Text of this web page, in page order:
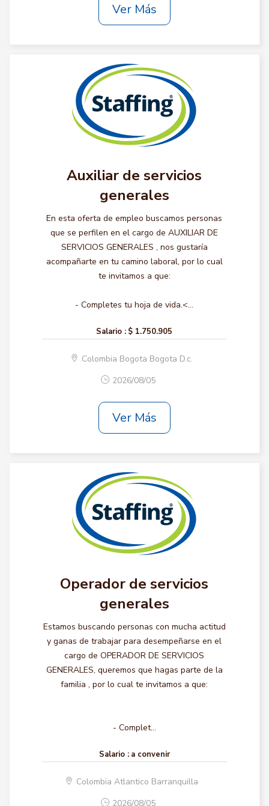
Ver Más
Auxiliar de servicios
generales
En esta oferta de empleo buscamos personas
que se perfilen en el cargo de AUXILIAR DE
SERVICIOS GENERALES , nos gustaría
acompañarte en tu camino laboral, por lo cual
te invitamos a que:
- Completes tu hoja de vida.<...
Salario : $ 1.750.905
Colombia Bogota Bogota D.c.
2026/08/05
Ver Más
Operador de servicios
generales
Estamos buscando personas con mucha actitud
y ganas de trabajar para desempeñarse en el
cargo de OPERADOR DE SERVICIOS
GENERALES, queremos que hagas parte de la
familia , por lo cual te invitamos a que:
- Complet...
Salario : a convenir
Colombia Atlantico Barranquilla
2026/08/05